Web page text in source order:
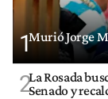
1Murió Jorge
2La Rosada
Senado y